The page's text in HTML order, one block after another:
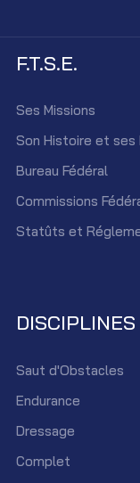
F.T.S.E.
Ses Missions
Son Histoire et ses
Bureau Fédéral
Commissions
Statûts et
Saut d'Obstacles
Endurance
Dressage
Complet